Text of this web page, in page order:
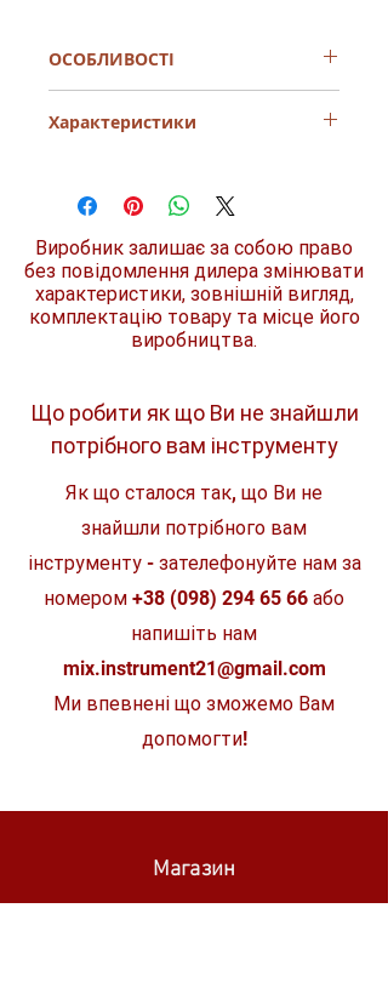
ОСОБЛИВОСТІ
простоті використання Набір
професійних робіт ,так і для
будинку так і по господарству.
Характеристики
Ємність аккумулятору 3,0 Ач
Модель BL1830
Виробник залишає за собою право
без повідомлення дилера змінювати
характеристики, зовнішній вигляд,
комплектацію товару та місце його
виробництва.
Що робити як що Ви не знайшли
потрібного вам інструменту
Як що сталося так, що Ви не
знайшли потрібного вам
інструменту - зателефонуйте нам за
номером +38 (098) 294 65 66 або
напишіть нам
mix.instrument21@gmail.com
Ми впевнені що зможемо Вам
допомогти!
Магазин
STIHL